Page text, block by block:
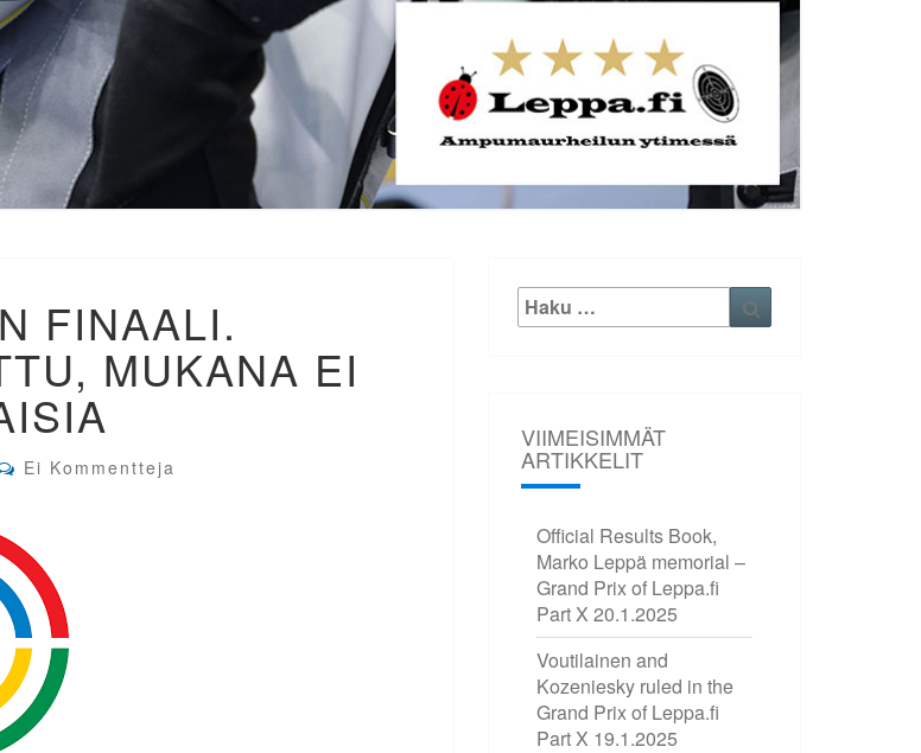
FINAALI.
MUKANA EI
Comments
Ei Kommentteja
Etsi:
VIIMEISIMMÄT
ARTIKKELIT
Official Results Book,
Marko Leppä memorial –
Grand Prix of Leppa.fi
Part X 20.1.2025
Voutilainen and
Kozeniesky ruled in the
Grand Prix of Leppa.fi
Part X 19.1.2025